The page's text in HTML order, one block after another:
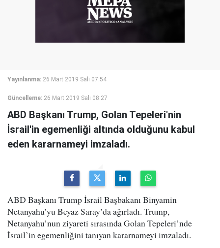
Yayınlanma: 26 Mart 2019 Salı 07:54
Güncelleme: 26 Mart 2019 Salı 08:27
ABD Başkanı Trump, Golan Tepeleri'nin
İsrail'in egemenliği altında olduğunu kabul
eden kararnameyi imzaladı.
ABD Başkanı Trump İsrail Başbakanı Binyamin
Netanyahu’yu Beyaz Saray’da ağırladı. Trump,
Netanyahu’nun ziyareti sırasında Golan Tepeleri’nde
İsrail’in egemenliğini tanıyan kararnameyi imzaladı.